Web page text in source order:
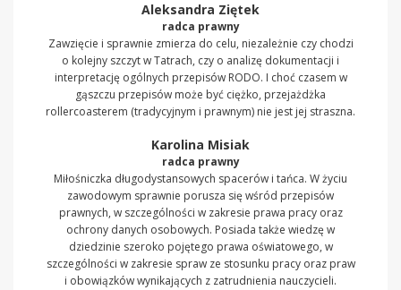
Aleksandra Ziętek
radca prawny
Zawzięcie i sprawnie zmierza do celu, niezależnie czy chodzi
o kolejny szczyt w Tatrach, czy o analizę dokumentacji i
interpretację ogólnych przepisów RODO. I choć czasem w
gąszczu przepisów może być ciężko, przejażdżka
rollercoasterem (tradycyjnym i prawnym) nie jest jej straszna.
Karolina Misiak
radca prawny
Miłośniczka długodystansowych spacerów i tańca. W życiu
zawodowym sprawnie porusza się wśród przepisów
prawnych, w szczególności w zakresie prawa pracy oraz
ochrony danych osobowych. Posiada także wiedzę w
dziedzinie szeroko pojętego prawa oświatowego, w
szczególności w zakresie spraw ze stosunku pracy oraz praw
i obowiązków wynikających z zatrudnienia nauczycieli.